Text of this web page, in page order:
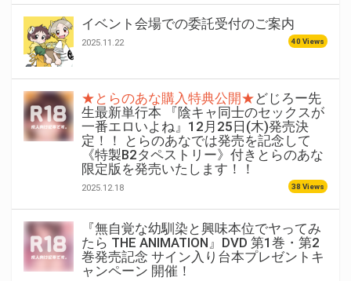
イベント会場での委託受付のご案内
2025.11.22 40 Views
★とらのあな購入特典公開★どじろー先
生最新単行本 『陰キャ同士のセックスが
一番エロいよね』12月25日(木)発売決
定！！ とらのあなでは発売を記念して
《特製B2タペストリー》付きとらのあな
限定版を発売いたします！！
2025.12.18 38 Views
『無自覚な幼馴染と興味本位でヤってみ
たら THE ANIMATION』DVD 第1巻・第2
巻発売記念 サイン入り台本プレゼントキ
ャンペーン 開催！